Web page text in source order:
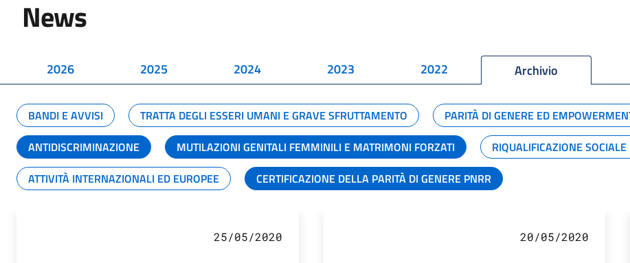
News
2026 2025 2024 2023 2022 Archivio
BANDI E AVVISI TRATTA DEGLI ESSERI UMANI E GRAVE SFRUTTAMENTO PARITÀ DI GENERE ED
ANTIDISCRIMINAZIONE
MUTILAZIONI GENITALI FEMMINILI E MATRIMONI FORZATI
RIQUALIFICAZIONE
ATTIVITÀ INTERNAZIONALI ED EUROPEE
CERTIFICAZIONE DELLA PARITÀ DI GENERE PNRR
25/05/2020 20/05/2020